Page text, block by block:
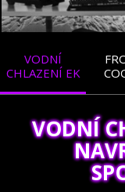
VODNÍ
CHLAZENÍ EK
VODNÍ